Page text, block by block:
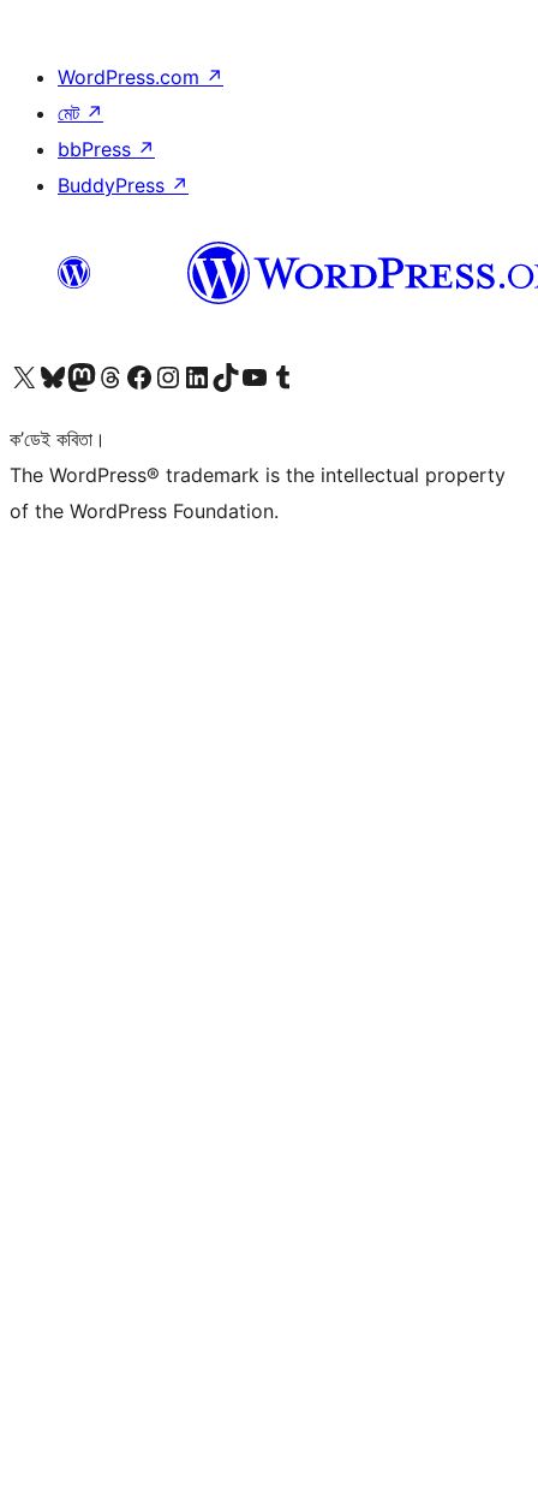
WordPress.com ↗
মেট ↗
bbPress ↗
BuddyPress ↗
আমাৰ X (আগৰ Twitter) একাউণ্টলৈ যাওকআমাৰ Bluesky একাউণ্টলৈ যাওকআমাৰ Mastodon একাউণ্টলৈ যাওকআমাৰ Threads একাউণ্টলৈ যাওকআমাৰ Facebook পৃষ্ঠালৈ যাওকআমাৰ Instagram একাউণ্টলৈ যাওকআমাৰ LinkedIn একাউণ্টলৈ যাওকআমাৰ TikTok একাউণ্টলৈ যাওকআমাৰ YouTube চেনেললৈ যাওকআমাৰ Tumblr একাউণ্টলৈ যাওক
ক’ডেই কবিতা।
The WordPress® trademark is the intellectual property
of the WordPress Foundation.